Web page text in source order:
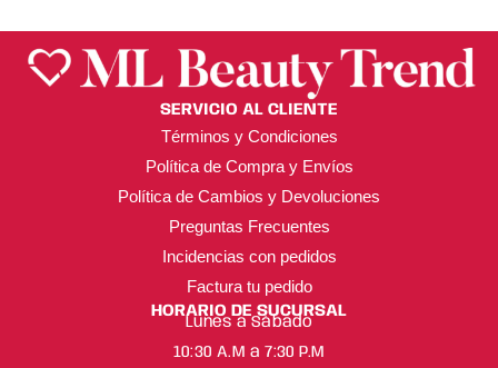
SERVICIO AL CLIENTE
Términos y Condiciones
Política de Compra y Envíos
Política de Cambios y Devoluciones
Preguntas Frecuentes
Incidencias con pedidos
Factura tu pedido
HORARIO DE SUCURSAL
Lunes a Sábado
10:30 A.M a 7:30 P.M